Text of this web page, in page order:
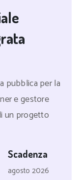
pubblica per la
e gestore
un progetto
Scadenza
agosto 2026